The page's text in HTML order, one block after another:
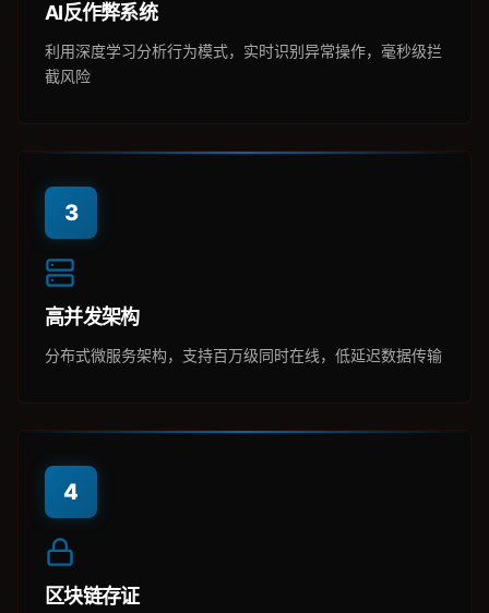
AI反作弊系统
利用深度学习分析行为模式，实时识别异常操作，毫秒级拦
截风险
3
高并发架构
分布式微服务架构，支持百万级同时在线，低延迟数据传输
4
区块链存证